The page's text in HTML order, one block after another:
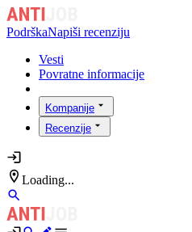
PodrškaNapiši recenziju
Vesti
Povratne informacije
Kompanije
Recenzije
Loading...